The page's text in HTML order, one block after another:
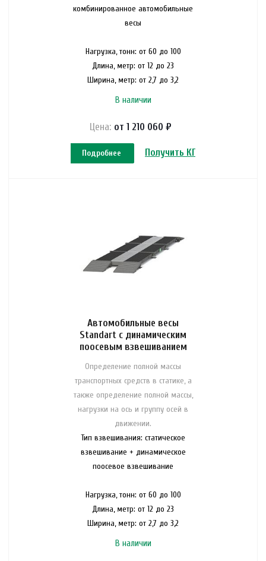
комбинированное автомобильные
весы
Нагрузка, тонн: от 60 до 100
Длина, метр: от 12 до 23
Ширина, метр: от 2,7 до 3,2
В наличии
Цена: от 1 210 060 ₽
Подробнее Получить КП
Автомобильные весы
Standart с динамическим
поосевым взвешиванием
Определение полной массы
транспортных средств в статике, а
также определение полной массы,
нагрузки на ось и группу осей в
движении.
Тип взвешивания: статическое
взвешивание + динамическое
поосевое взвешивание
Нагрузка, тонн: от 60 до 100
Длина, метр: от 12 до 23
Ширина, метр: от 2,7 до 3,2
В наличии